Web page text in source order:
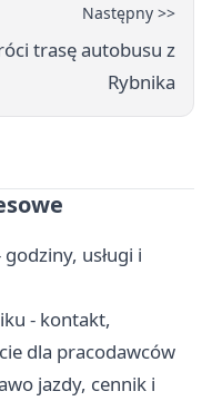
Następny >>
trasę autobusu z
Rybnika
usługi i
- kontakt,
dla pracodawców
jazdy, cennik i